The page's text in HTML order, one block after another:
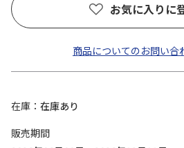
お気に入りに
商品についてのお問い合
在庫
在庫あり
販売期間